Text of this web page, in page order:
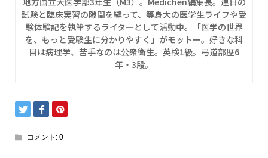
試験と臨床実習の隙間を縫って、等身大の医学生ライフや受
験体験記を執筆するライターとして活動中。「医学の世界
を、もっと受験生に分かりやすく」がモットー。好きな科
目は病理学、苦手なのは公衆衛生。英検1級。弓道部歴6
年・3段。
コメント: 0